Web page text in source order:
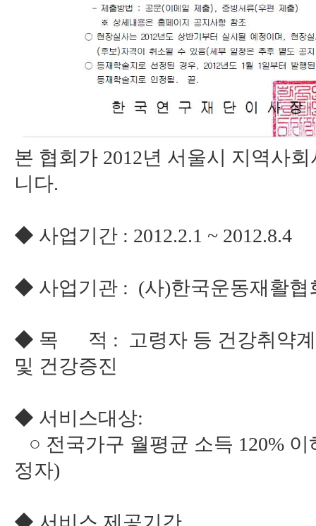
본 협회가 2012년 서울시 지역사
니다.
◆ 사업기간 : 2012.2.1 ~ 2012.8.4
◆ 사업기관 : (사)한국운동재활
◆ 목 적 : 고령자 등 건강취약계
및 건강증진
◆ 서비스대상:
○ 전국가구 월평균 소득 120%
정자)